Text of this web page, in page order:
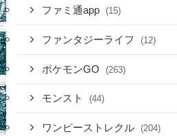
ファミ通app (15)
ファンタジーライフ (12)
ポケモンGO (263)
モンスト (44)
ワンピーストレクル (204)